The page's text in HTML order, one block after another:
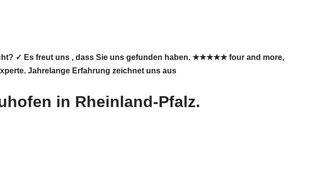
✓ Es freut uns , dass Sie uns gefunden haben. ★★★★★ four and more,
Jahrelange Erfahrung zeichnet uns aus
in Rheinland-Pfalz.